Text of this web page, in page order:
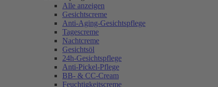
Alle anzeigen
Gesichtscreme
Anti-Aging-Gesichtspflege
Tagescreme
Nachtcreme
Gesichtsöl
24h-Gesichtspflege
Anti-Pickel-Pflege
BB- & CC-Cream
Feuchtigkeitscreme